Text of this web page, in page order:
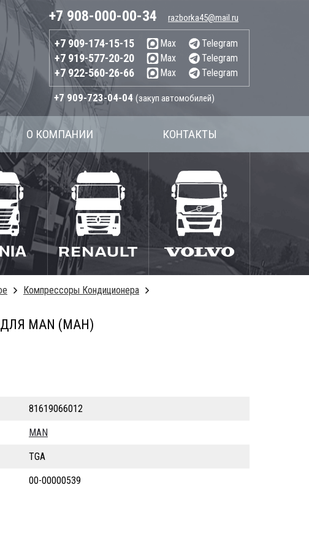
+7 908-000-00-34 razborka45@mail.ru
+7 909-174-15-15 Max Telegram
+7 919-577-20-20 Max Telegram
+7 922-560-26-66 Max Telegram
+7 909-723-04-04 (закуп автомобилей)
О КОМПАНИИ КОНТАКТЫ
Компрессоры Кондиционера
MAN (МАН)
81619066012
MAN
TGA
00-00000539